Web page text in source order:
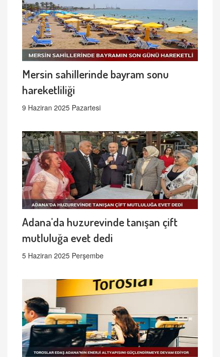
Mersin sahillerinde bayram sonu
hareketliliği
9 Haziran 2025 Pazartesi
Adana'da huzurevinde tanışan çift
mutluluğa evet dedi
5 Haziran 2025 Perşembe